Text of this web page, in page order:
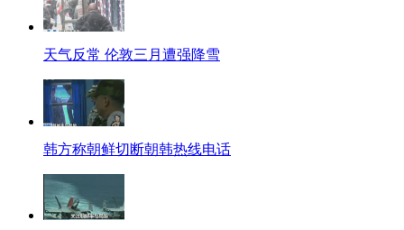
天气反常 伦敦三月遭强降雪
韩方称朝鲜切断朝韩热线电话